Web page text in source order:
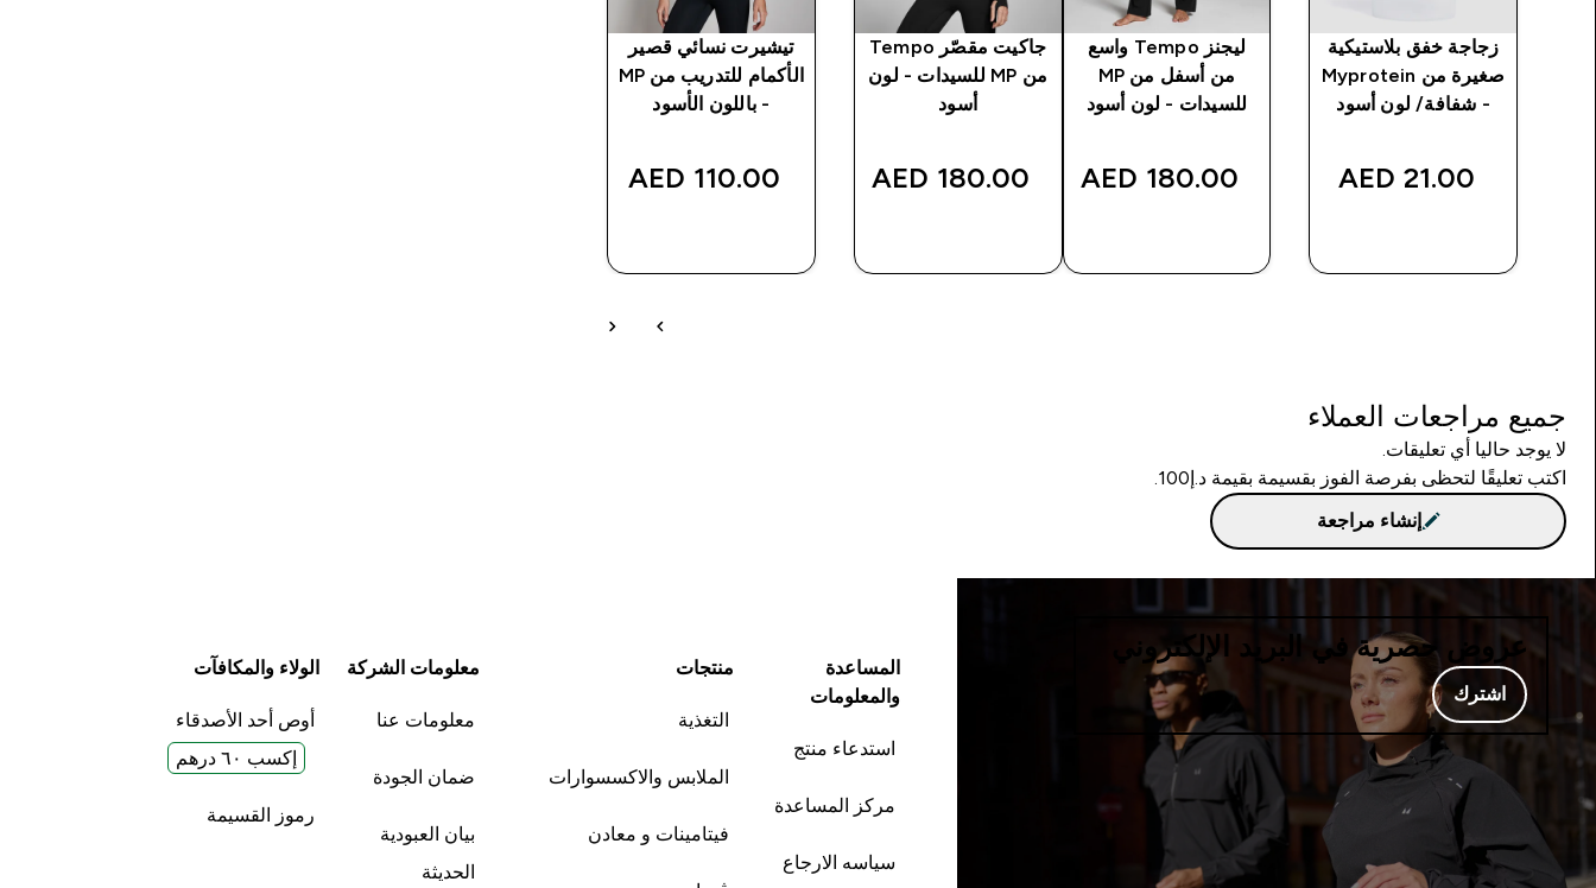
زجاجة خفق بلاستيكية
صغيرة من Myprotein
- شفافة/ لون أسود
21.00 AED‎
ليجنز Tempo واسع
من أسفل من MP
للسيدات - لون أسود
180.00 AED‎
جاكيت مقصّر Tempo
من MP للسيدات - لون
أسود
180.00 AED‎
تيشيرت نسائي قصير
الأكمام للتدريب من MP
- باللون الأسود
110.00 AED‎
جميع مراجعات العملاء
لا يوجد حاليا أي تعليقات.
اكتب تعليقًا لتحظى بفرصة الفوز بقسيمة بقيمة د.إ100.
إنشاء مراجعة
عروض حصرية في البريد الإلكتروني
اشترك
المساعدة
والمعلومات
استدعاء منتج
مركز المساعدة
سياسه الارجاع
منتجات
التغذية
الملابس والاكسسوارات
فيتامينات و معادن
معلومات الشركة
معلومات عنا
ضمان الجودة
بيان العبودية
الحديثة
الولاء والمكافآت
أوص أحد الأصدقاء
إكسب ٦٠ درهم
رموز القسيمة